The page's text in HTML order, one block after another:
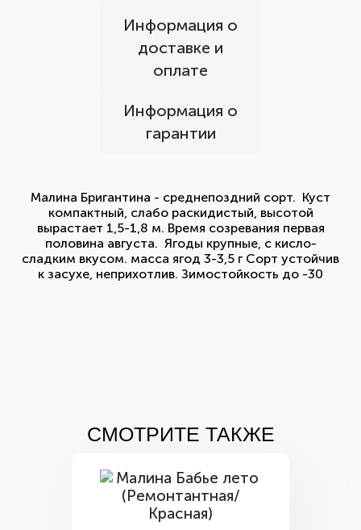
Информация о
доставке и
оплате
Информация о
гарантии
Малина Бригантина - среднепоздний сорт. Куст
компактный, слабо раскидистый, высотой
вырастает 1,5-1,8 м. Время созревания первая
половина августа. Ягоды крупные, с кисло-
сладким вкусом. масса ягод 3-3,5 г Сорт устойчив
к засухе, неприхотлив. Зимостойкость до -30
СМОТРИТЕ ТАКЖЕ